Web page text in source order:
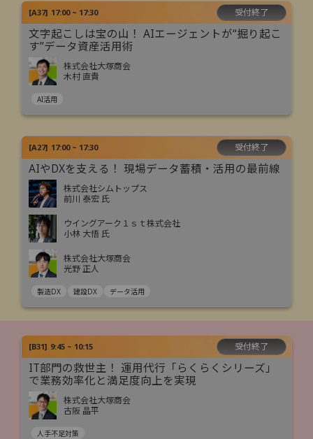
[A37] 17:00 ~ 17:30 受付終了
文字起こしは宝の山！ AIエージェントが“掘り起こ
す”データ資産活用術
株式会社大塚商会
木村 直貴
AI活用
[A27] 17:00 ~ 17:30 受付終了
AIやDXを支える！ 現場データ蓄積・活用の最前線
株式会社シムトップス
前川 泰宏 氏
ウイングアーク１ｓｔ株式会社
小林 大悟 氏
株式会社大塚商会
光野 正人
製造DX 建設DX データ活用
[B31] 9:45 ~ 10:15 受付終了
IT部門の救世主！ 運用代行「らくらくシリーズ」
で業務効率化と満足度向上を実現
株式会社大塚商会
古阪 晶平
人手不足対策